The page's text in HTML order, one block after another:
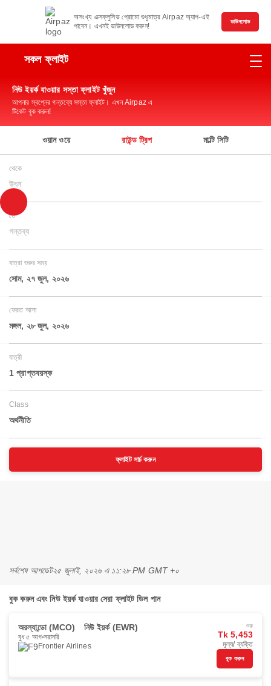
অসংখ্য এক্সক্লুসিভ প্রোমো শুধুমাত্র Airpaz অ্যাপ-এই
পাবেন। এখনই ডাউনলোড করুন!
ডাউনলোড
সকল ফ্লাইট
নিউ ইয়র্ক যাওয়ার সস্তা ফ্লাইট খুঁজুন
আপনার স্বপ্নের গন্তব্যে সস্তা ফ্লাইট। এখন Airpaz এ
টিকেট বুক করুন!
ওয়ান ওয়ে রাউন্ড ট্রিপ মাল্টি সিটি
থেকে
উৎস
তে
গন্তব্য
যাত্রা শুরুর সময়
সোম, ২৭ জুল, ২০২৬
ফেরত আসা
মঙ্গল, ২৮ জুল, ২০২৬
যাত্রী
1 প্রাপ্তবয়স্ক
Class
অর্থনীতি
ফ্লাইট সার্চ করুন
সর্বশেষ আপডেট২৫ জুলাই, ২০২৬ এ ১১:২৮ PM GMT +০
বুক করুন এবং নিউ ইয়র্ক যাওয়ার সেরা ফ্লাইট ডিল পান
অরল্যান্ডো (MCO) নিউ ইয়র্ক (EWR)
বুধ ৫ আগ সরাসরি
Frontier Airlines
শুরু
Tk 5,453
মূল্য/ ব্যক্তি
বুক করুন